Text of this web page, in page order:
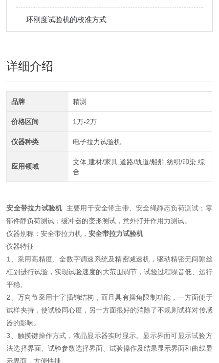
环刚度试验机的校准方式
详细介绍
品牌 精测
价格区间 1万-2万
仪器种类 电子拉力试验机
应用领域
文体,建材/家具,道路/轨道/船舶,纺织/印染,综
合
安全带拉力试验机主要用于安全带主带、安全绳静态负荷测试；零
部件静负荷测试；缓冲器的变形测试，意外打开作用力测试。
仪器别称：安全带拉力机，安全带拉力试验机
仪器特征
1、采用高精度、全数字调速系统及精密减速机，驱动精密无间隙丝
杠副进行试验，实现试验速度的大范围调节，试验过程噪音低、运行
平稳。
2、万向节采用十字插销结构，而且具有摆角限制功能，一方面便于
试样夹持，使试验同心度，另一方面很好的消除了不规则试样对传感
器的影响。
3、触摸键操作方式，液晶显示器实时显示。显示界面可显示试验方
法选择界面、试验参数选择界面、试验操作及结果显示界面和曲线显
示界面，方便快捷。